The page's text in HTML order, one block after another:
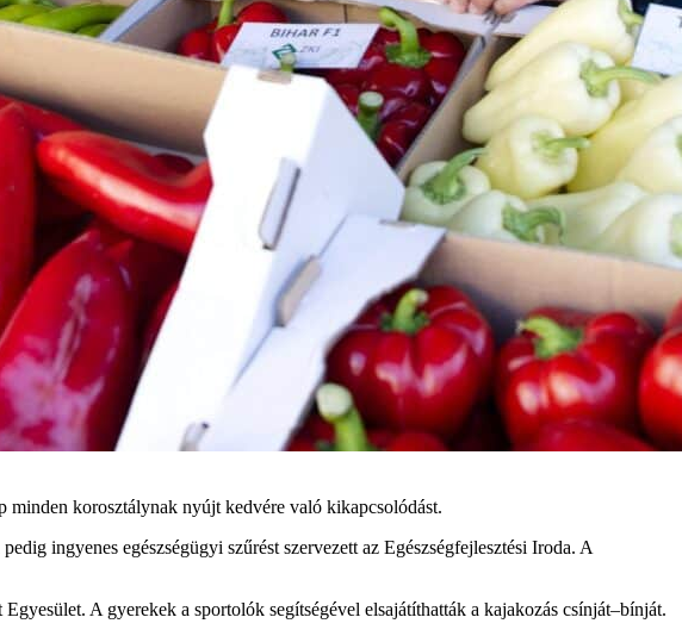
minden korosztálynak nyújt kedvére való kikapcsolódást.
ingyenes egészségügyi szűrést szervezett az Egészségfejlesztési Iroda. A
A gyerekek a sportolók segítségével elsajátíthatták a kajakozás csínját–bínját.